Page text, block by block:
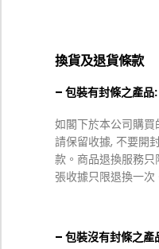
換貨及退貨條款
– 包裝有封條之產品:
如閣下於本公司購
請保留收據, 不要開
款。商品退換服務
張收據只限退換一次
– 包裝沒有封條之產